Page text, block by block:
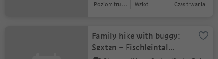
Poziom trudności Wzlot czas trwania
Family hike with buggy:
Sexten – Fischleintal